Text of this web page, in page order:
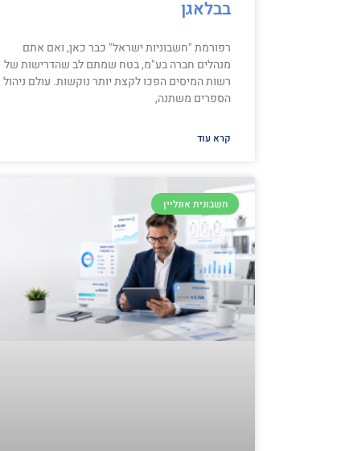
בבלאגן
רפורמת "חשבוניות ישראל" כבר כאן, ואם אתם
מנהלים חברה בע"מ, בטח שמתם לב שהדרישות של
רשות המיסים הפכו לקצת יותר נוקשות. עולם ניהול
הספרים משתנה,
קרא עוד
חשבונית אונליין